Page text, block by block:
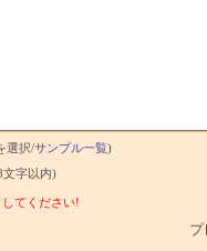
選択/サンプル一覧)
文字以内)
てください!
プ